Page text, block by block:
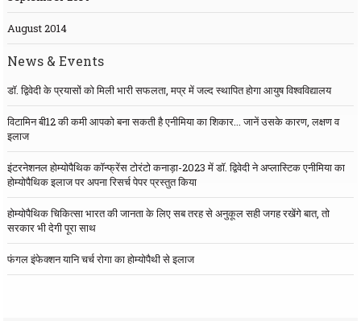
August 2014
News & Events
डॉ. द्विवेदी के प्रयासों को मिली भारी सफलता, मप्र में जल्द स्थापित होगा आयुष विश्वविद्यालय
विटामिन बी12 की कमी आपको बना सकती है एनीमिया का शिकार... जानें उसके कारण, लक्षण व
इलाज
इंटरनेशनल होम्योपैथिक कॉन्फ्रेंस टोरंटो कनाड़ा-2023 में डॉ. द्विवेदी ने अप्लास्टिक एनीमिया का
होम्योपैथिक इलाज पर अपना रिसर्च पेपर प्रस्तुत किया
होम्योपैथिक चिकित्सा भारत की जानता के लिए सब तरह से अनुकूल सही जगह रखेंगे बात, तो
सरकार भी देगी पूरा साथ
फंगल इंफेक्शन यानि चर्च रोगा का होम्योपैथी से इलाज